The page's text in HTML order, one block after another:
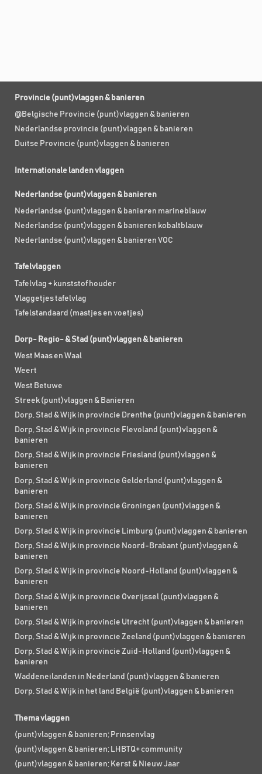
Provincie (punt)vlaggen & banieren
@Belgische Provincie (punt)vlaggen & banieren
Nederlandse provincie (punt)vlaggen & banieren
Duitse Provincie (punt)vlaggen & banieren
Internationale landen vlaggen
Nederlandse (punt)vlaggen & banieren
Nederlandse (punt)vlaggen & banieren marineblauw
Nederlandse (punt)vlaggen & banieren kobaltblauw
Nederlandse (punt)vlaggen & banieren VOC
Tafelvlaggen
Tafelvlag + kunststof houder
Vlaggetjes tafelvlag
Tafelstandaard (mastjes en voetjes)
Dorp- Regio- & Stad (punt)vlaggen & banieren
West Maas en Waal
Weert
West Betuwe
Streek (punt)vlaggen & Banieren
Dorp, Stad & Wijk in provincie Drenthe (punt)vlaggen & banieren
Dorp, Stad & Wijk in provincie Flevoland (punt)vlaggen &
banieren
Dorp, Stad & Wijk in provincie Friesland (punt)vlaggen &
banieren
Dorp, Stad & Wijk in provincie Gelderland (punt)vlaggen &
banieren
Dorp, Stad & Wijk in provincie Groningen (punt)vlaggen &
banieren
Dorp, Stad & Wijk in provincie Limburg (punt)vlaggen & banieren
Dorp, Stad & Wijk in provincie Noord-Brabant (punt)vlaggen &
banieren
Dorp, Stad & Wijk in provincie Noord-Holland (punt)vlaggen &
banieren
Dorp, Stad & Wijk in provincie Overijssel (punt)vlaggen &
banieren
Dorp, Stad & Wijk in provincie Utrecht (punt)vlaggen & banieren
Dorp, Stad & Wijk in provincie Zeeland (punt)vlaggen & banieren
Dorp, Stad & Wijk in provincie Zuid-Holland (punt)vlaggen &
banieren
Waddeneilanden in Nederland (punt)vlaggen & banieren
Dorp, Stad & Wijk in het land België (punt)vlaggen & banieren
Thema vlaggen
(punt)vlaggen & banieren; Prinsenvlag
(punt)vlaggen & banieren; LHBTQ+ community
(punt)vlaggen & banieren; Kerst & Nieuw Jaar